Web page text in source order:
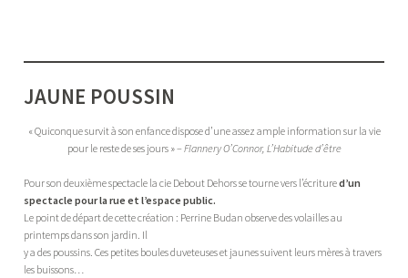
JAUNE POUSSIN
« Quiconque survit à son enfance dispose d’une assez ample information sur la vie
pour le reste de ses jours » – Flannery O’Connor, L’Habitude d’être
Pour son deuxième spectacle la cie Debout Dehors se tourne vers l’écritured’un
spectacle pour la rue et l’espace public.
Le point de départ de cette création : Perrine Budan observe des volailles au
printemps dans son jardin. Il
y a des poussins. Ces petites boules duveteuses et jaunes suivent leurs mères à travers
les buissons…